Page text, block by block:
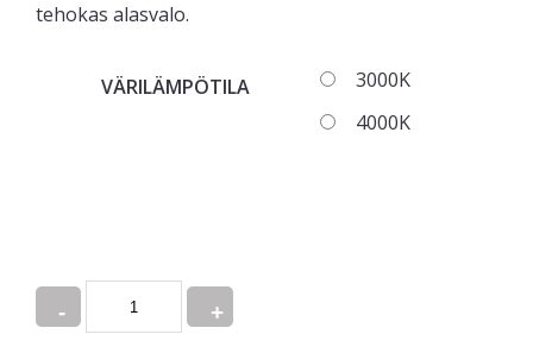
tehokas alasvalo.
VÄRILÄMPÖTILA
3000K
4000K
Quantity